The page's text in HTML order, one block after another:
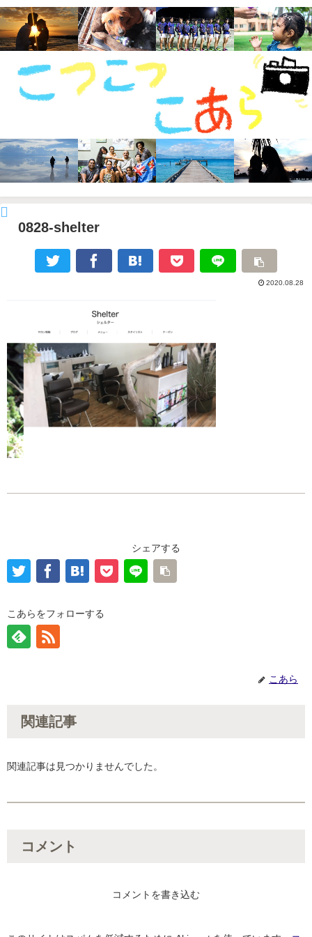
0828-shelter
2020.08.28
シェアする
こあらをフォローする
こあら
関連記事
関連記事は見つかりませんでした。
コメント
コメントを書き込む